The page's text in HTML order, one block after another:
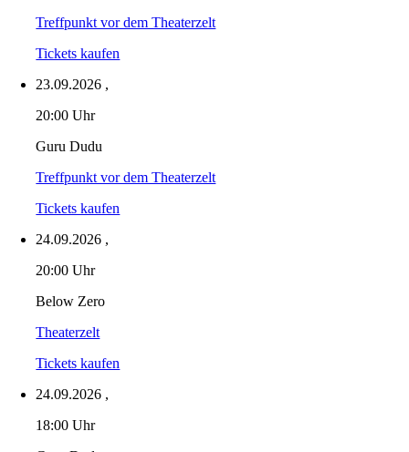
Treffpunkt vor dem Theaterzelt
Tickets kaufen
23.09.2026 ,
20:00 Uhr
Guru Dudu
Treffpunkt vor dem Theaterzelt
Tickets kaufen
24.09.2026 ,
20:00 Uhr
Below Zero
Theaterzelt
Tickets kaufen
24.09.2026 ,
18:00 Uhr